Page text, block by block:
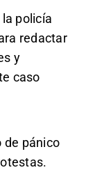
policía
redactar
y
caso
de pánico